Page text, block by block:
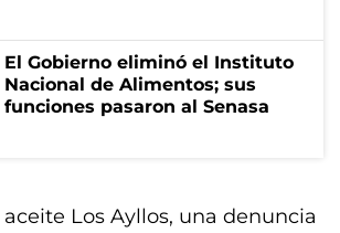
El Gobierno eliminó el Instituto
Nacional de Alimentos; sus
funciones pasaron al Senasa
aceite Los Ayllos, una denuncia